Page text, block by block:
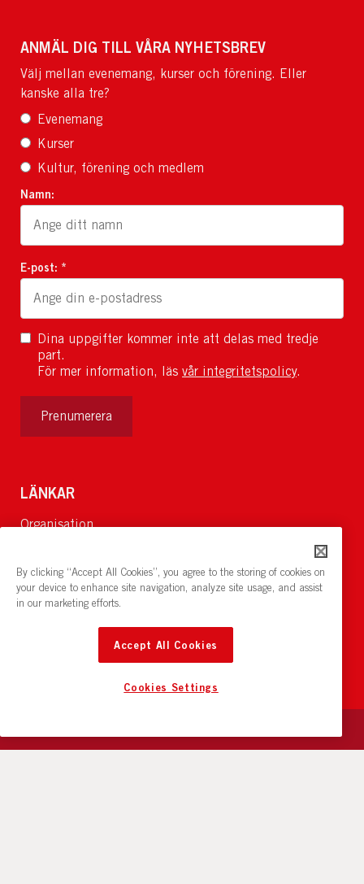
ANMÄL DIG TILL VÅRA NYHETSBREV
Välj mellan evenemang, kurser och förening. Eller
kanske alla tre?
Evenemang
Kurser
Kultur, förening och medlem
Namn:
E-post: *
Dina uppgifter kommer inte att delas med tredje
part.
För mer information, läs vår integritetspolicy.
Prenumerera
LÄNKAR
Organisation
Lediga jobb
Nyheter och pressrum
Restaurang och konferens: cirkelnstockholm.se
By clicking “Accept All Cookies”, you agree to the storing of cookies on
your device to enhance site navigation, analyze site usage, and assist
in our marketing efforts.
Accept All Cookies
Cookies Settings